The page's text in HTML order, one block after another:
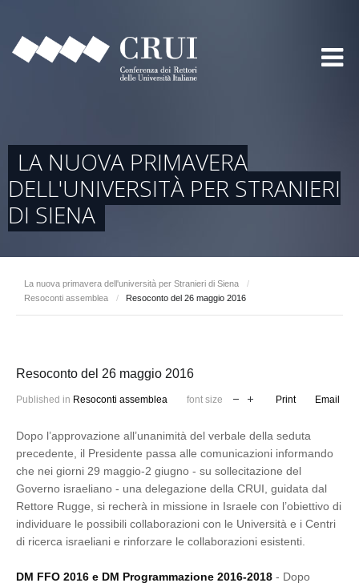
LA NUOVA PRIMAVERA
DELL'UNIVERSITÀ PER STRANIERI
DI SIENA
La nuova primavera dell'università per Stranieri di Siena
/
Resoconti assemblea
/ Resoconto del 26 maggio 2016
Resoconto del 26 maggio 2016
Published in Resoconti assemblea font size Print Email
Dopo l’approvazione all’unanimità del verbale della seduta
precedente, il Presidente passa alle comunicazioni informando
che nei giorni 29 maggio-2 giugno - su sollecitazione del
Governo israeliano - una delegazione della CRUI, guidata dal
Rettore Rugge, si recherà in missione in Israele con l’obiettivo di
individuare le possibili collaborazioni con le Università e i Centri
di ricerca israeliani e rinforzare le collaborazioni esistenti.
DM FFO 2016 e DM Programmazione 2016-2018 - Dopo